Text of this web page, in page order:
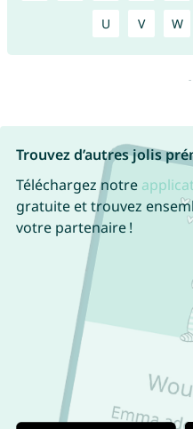
U V W
Trouvez d’autres jolis
Téléchargez notre
gratuite et trouvez
votre partenaire !